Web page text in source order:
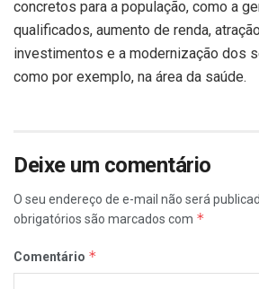
concretos para a população, como a
qualificados, aumento de renda,
investimentos e a modernização dos
como por exemplo, na área da saúde.
Deixe um comentário
O seu endereço de e-mail não será
obrigatórios são marcados com *
Comentário *